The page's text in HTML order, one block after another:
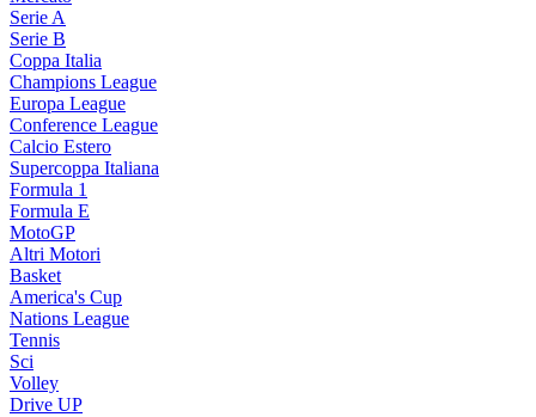
Serie A
Serie B
Coppa Italia
Champions League
Europa League
Conference League
Calcio Estero
Supercoppa Italiana
Formula 1
Formula E
MotoGP
Altri Motori
Basket
America's Cup
Nations League
Tennis
Sci
Volley
Drive UP